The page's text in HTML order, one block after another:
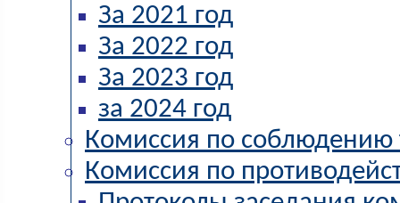
За 2021 год
За 2022 год
За 2023 год
за 2024 год
Комиссия по
Комиссия по